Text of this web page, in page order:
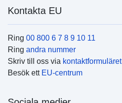
Kontakta EU
Ring 00 800 6 7 8 9 10 11
Ring andra nummer
Skriv till oss via kontaktformuläret
Besök ett EU-centrum